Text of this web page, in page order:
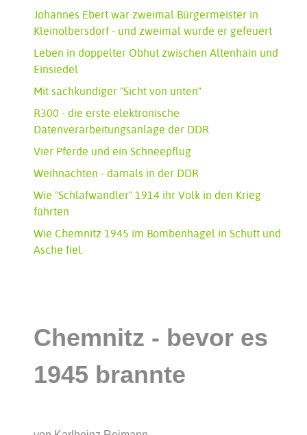
Johannes Ebert war zweimal Bürgermeister in
Kleinolbersdorf - und zweimal wurde er gefeuert
Leben in doppelter Obhut zwischen Altenhain und
Einsiedel
Mit sachkundiger "Sicht von unten"
R300 - die erste elektronische
Datenverarbeitungsanlage der DDR
Vier Pferde und ein Schneepflug
Weihnachten - damals in der DDR
Wie "Schlafwandler" 1914 ihr Volk in den Krieg
führten
Wie Chemnitz 1945 im Bombenhagel in Schutt und
Asche fiel
Chemnitz - bevor es
1945 brannte